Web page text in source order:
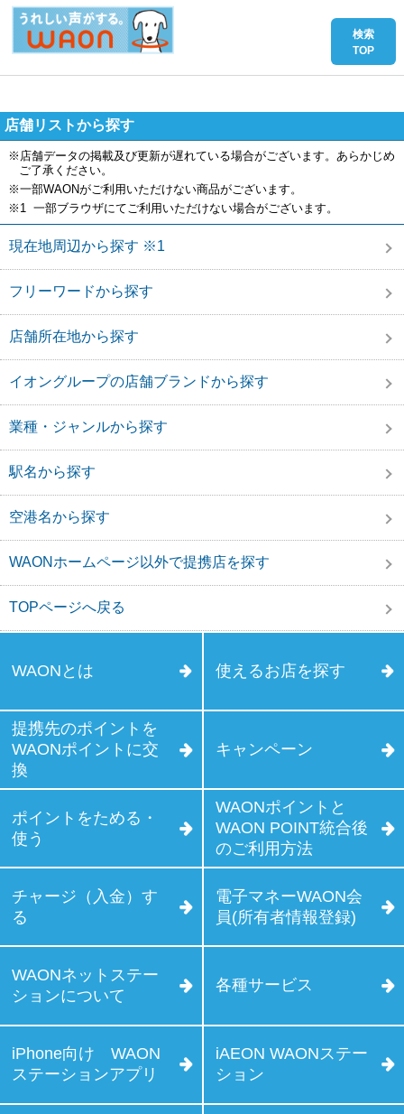
店舗リストから探す
※店舗データの掲載及び更新が遅れている場合がございます。あらかじめ
ご了承ください。
※一部WAONがご利用いただけない商品がございます。
※1 一部ブラウザにてご利用いただけない場合がございます。
現在地周辺から探す ※1
フリーワードから探す
店舗所在地から探す
イオングループの店舗ブランドから探す
業種・ジャンルから探す
駅名から探す
空港名から探す
WAONホームページ以外で提携店を探す
TOPページへ戻る